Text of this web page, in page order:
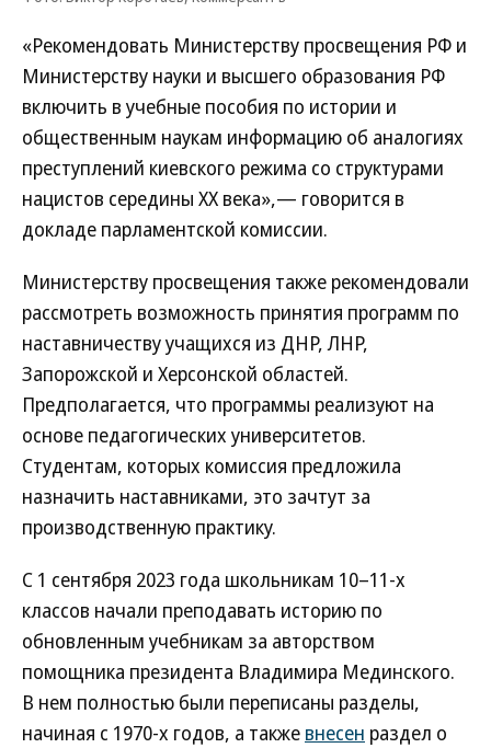
«Рекомендовать Министерству просвещения РФ и
Министерству науки и высшего образования РФ
включить в учебные пособия по истории и
общественным наукам информацию об аналогиях
преступлений киевского режима со структурами
нацистов середины XX века»,— говорится в
докладе парламентской комиссии.
Министерству просвещения также рекомендовали
рассмотреть возможность принятия программ по
наставничеству учащихся из ДНР, ЛНР,
Запорожской и Херсонской областей.
Предполагается, что программы реализуют на
основе педагогических университетов.
Студентам, которых комиссия предложила
назначить наставниками, это зачтут за
производственную практику.
С 1 сентября 2023 года школьникам 10–11-х
классов начали преподавать историю по
обновленным учебникам за авторством
помощника президента Владимира Мединского.
В нем полностью были переписаны разделы,
начиная с 1970-х годов, а также внесен раздел о